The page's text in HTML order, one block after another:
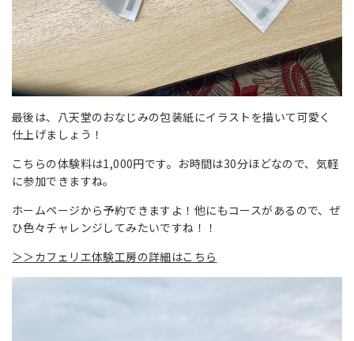
最後は、八天堂のおなじみの包装紙にイラストを描いて可愛く
仕上げましょう！
こちらの体験料は1,000円です。お時間は30分ほどなので、気軽
に参加できますね。
ホームページから予約できますよ！他にもコースがあるので、ぜ
ひ色々チャレンジしてみたいですね！！
＞＞カフェリエ体験工房の詳細はこちら